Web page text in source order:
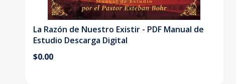
La Razón de Nuestro Existir - PDF Manual de
Estudio Descarga Digital
$0.00